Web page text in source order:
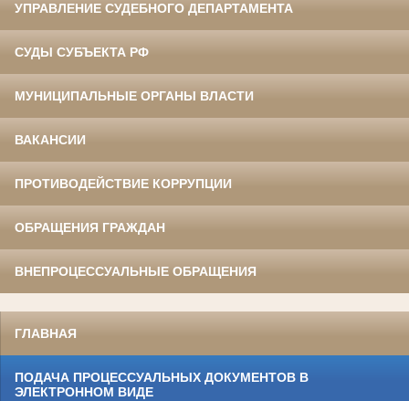
УПРАВЛЕНИЕ СУДЕБНОГО ДЕПАРТАМЕНТА
СУДЫ СУБЪЕКТА РФ
МУНИЦИПАЛЬНЫЕ ОРГАНЫ ВЛАСТИ
ВАКАНСИИ
ПРОТИВОДЕЙСТВИЕ КОРРУПЦИИ
ОБРАЩЕНИЯ ГРАЖДАН
ВНЕПРОЦЕССУАЛЬНЫЕ ОБРАЩЕНИЯ
ГЛАВНАЯ
ПОДАЧА ПРОЦЕССУАЛЬНЫХ ДОКУМЕНТОВ В
ЭЛЕКТРОННОМ ВИДЕ